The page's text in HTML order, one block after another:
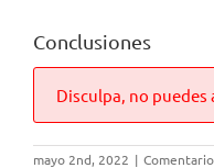
Conclusiones
Disculpa, no puedes
mayo 2nd, 2022 |